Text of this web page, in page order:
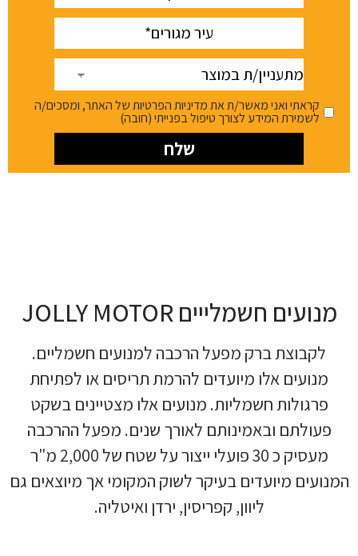
עיר
מתעניין/ת
במוצר
קראתי ואני מאשר/ת את מדיניות הפרטיות של האתר, ומסכים/ה
לשמירת המידע לצורך טיפול בפנייתי (חובה)
מנועים חשמלייים JOLLY MOTOR
לקבוצת ברק מפעל הרכבה למנועים חשמליים.
מנועים אלו מיועדים להרמת תריסים או לפתיחת
פרגולות חשמליות. מנועים אלו מצטיינים בשקט
פעולתם ובאמינותם לאורך שנים. מפעל ההרכבה
מעסיק כ 30 פועלי ייצור על שטח של 2,000 מ"ר
המנועים מיועדים בעיקר לשוק המקומי אך מיוצאים גם
ליוון, קפריסין, ירדן ואיטליה.